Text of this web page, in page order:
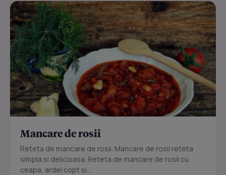
Mancare de rosii
Reteta de mancare de rosii. Mancare de rosii reteta
simpla si delicioasa. Reteta de mancare de rosii cu
ceapa, ardei copt si...